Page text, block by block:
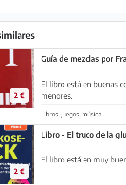
2 €
Guía de mezclas por
El libro está en buenas
menores.
Libros, juegos, música
2 €
Libro - El truco de la
El libro está en muy